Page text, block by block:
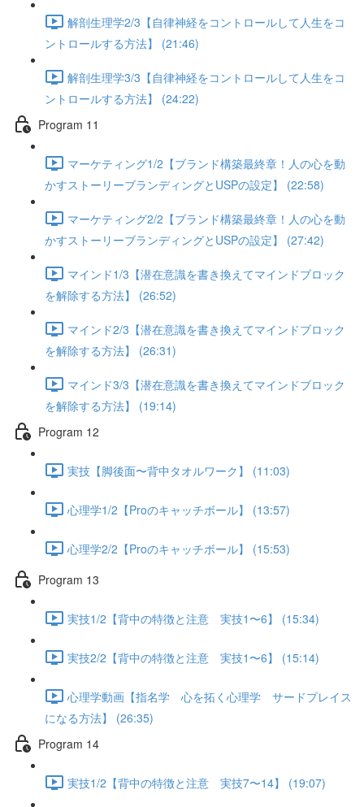
解剖生理学2/3【自律神経をコントロールして人生をコ
ントロールする方法】 (21:46)
解剖生理学3/3【自律神経をコントロールして人生をコ
ントロールする方法】 (24:22)
Program 11
マーケティング1/2【ブランド構築最終章！人の心を動
かすストーリーブランディングとUSPの設定】 (22:58)
マーケティング2/2【ブランド構築最終章！人の心を動
かすストーリーブランディングとUSPの設定】 (27:42)
マインド1/3【潜在意識を書き換えてマインドブロック
を解除する方法】 (26:52)
マインド2/3【潜在意識を書き換えてマインドブロック
を解除する方法】 (26:31)
マインド3/3【潜在意識を書き換えてマインドブロック
を解除する方法】 (19:14)
Program 12
実技【脚後面〜背中タオルワーク】 (11:03)
心理学1/2【Proのキャッチボール】 (13:57)
心理学2/2【Proのキャッチボール】 (15:53)
Program 13
実技1/2【背中の特徴と注意 実技1〜6】 (15:34)
実技2/2【背中の特徴と注意 実技1〜6】 (15:14)
心理学動画【指名学 心を拓く心理学 サードプレイス
になる方法】 (26:35)
Program 14
実技1/2【背中の特徴と注意 実技7〜14】 (19:07)